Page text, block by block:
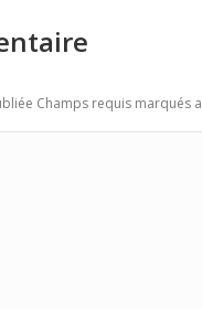
Champs requis marqués